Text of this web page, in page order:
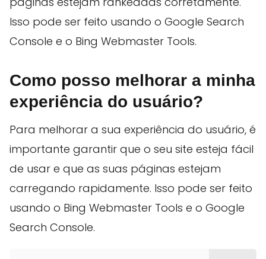
Isso pode ser feito usando o Google Search
Console e o Bing Webmaster Tools.
Como posso melhorar a minha
experiência do usuário?
Para melhorar a sua experiência do usuário, é
importante garantir que o seu site esteja fácil
de usar e que as suas páginas estejam
carregando rapidamente. Isso pode ser feito
usando o Bing Webmaster Tools e o Google
Search Console.